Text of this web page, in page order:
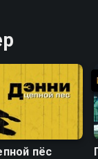
пёс